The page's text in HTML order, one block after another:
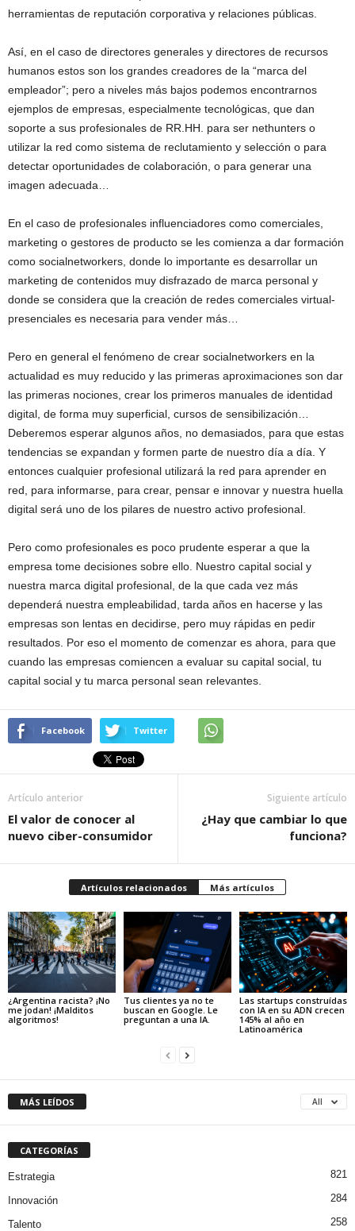
herramientas de reputación corporativa y relaciones públicas.
Así, en el caso de directores generales y directores de recursos
humanos estos son los grandes creadores de la “marca del
empleador”; pero a niveles más bajos podemos encontrarnos
ejemplos de empresas, especialmente tecnológicas, que dan
soporte a sus profesionales de RR.HH. para ser nethunters o
utilizar la red como sistema de reclutamiento y selección o para
detectar oportunidades de colaboración, o para generar una
imagen adecuada…
En el caso de profesionales influenciadores como comerciales,
marketing o gestores de producto se les comienza a dar formación
como socialnetworkers, donde lo importante es desarrollar un
marketing de contenidos muy disfrazado de marca personal y
donde se considera que la creación de redes comerciales virtual-
presenciales es necesaria para vender más…
Pero en general el fenómeno de crear socialnetworkers en la
actualidad es muy reducido y las primeras aproximaciones son dar
las primeras nociones, crear los primeros manuales de identidad
digital, de forma muy superficial, cursos de sensibilización…
Deberemos esperar algunos años, no demasiados, para que estas
tendencias se expandan y formen parte de nuestro día a día. Y
entonces cualquier profesional utilizará la red para aprender en
red, para informarse, para crear, pensar e innovar y nuestra huella
digital será uno de los pilares de nuestro activo profesional.
Pero como profesionales es poco prudente esperar a que la
empresa tome decisiones sobre ello. Nuestro capital social y
nuestra marca digital profesional, de la que cada vez más
dependerá nuestra empleabilidad, tarda años en hacerse y las
empresas son lentas en decidirse, pero muy rápidas en pedir
resultados. Por eso el momento de comenzar es ahora, para que
cuando las empresas comiencen a evaluar su capital social, tu
capital social y tu marca personal sean relevantes.
Facebook Twitter
Artículo anterior
El valor de conocer al
nuevo ciber-consumidor
Siguiente artículo
¿Hay que cambiar lo que
funciona?
Artículos relacionados Más artículos
¿Argentina racista? ¡No
me jodan! ¡Malditos
algoritmos!
Tus clientes ya no te
buscan en Google. Le
preguntan a una IA.
Las startups construídas
con IA en su ADN crecen
145% al año en
Latinoamérica
MÁS LEÍDOS All
CATEGORÍAS
Estrategia 821
Innovación 284
Talento 258